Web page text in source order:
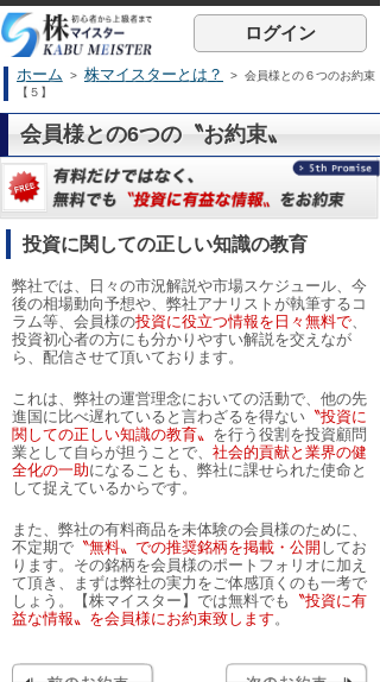
ログイン
ホーム > 株マイスターとは？
> 会員様との６つのお約束
【５】
会員様との6つの〝お約束〟
投資に関しての正しい知識の教育
弊社では、日々の市況解説や市場スケジュール、今
後の相場動向予想や、弊社アナリストが執筆するコ
ラム等、会員様の投資に役立つ情報を日々無料で
投資初心者の方にも分かりやすい解説を交えなが
ら、配信させて頂いております。
これは、弊社の運営理念においての活動で、他の先
進国に比べ遅れていると言わざるを得ない 〝投資に
関しての正しい知識の教育〟 を行う役割を投資顧問
業として自らが担うことで、 社会的貢献と業界の健
全化の一助になることも、弊社に課せられた使命と
して捉えているからです。
また、弊社の有料商品を未体験の会員様のために、
不定期で 〝無料〟での推奨銘柄を掲載・公開 してお
ります。その銘柄を会員様のポートフォリオに加え
て頂き、まずは弊社の実力をご体感頂くのも一考で
しょう。【株マイスター】では無料でも
〝投資に有
益な情報〟を会員様にお約束致します 。